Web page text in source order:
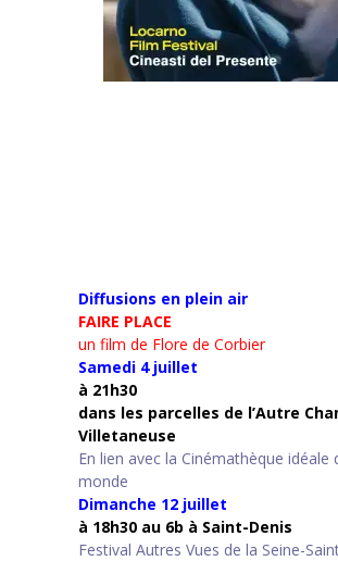
Diffusions en plein air
FAIRE PLACE
un film de Flore de Corbier
Samedi 4 juillet
à 21h30
dans les parcelles de l’Autre
Villetaneuse
En lien avec la Cinémathèque idéale
monde
Dimanche 12 juillet
à 18h30 au 6b à Saint-Denis
Festival Autres Vues de la Seine-